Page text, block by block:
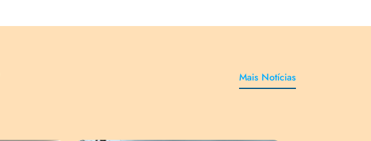
Mais Notícias